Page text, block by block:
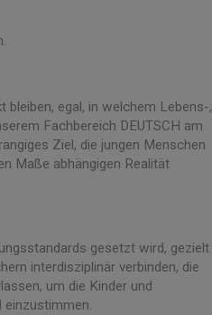
egal, in welchem Lebens-,
Fachbereich DEUTSCH am
Ziel, die jungen Menschen
Maße abhängigen Realität
gesetzt wird, gezielt
interdisziplinär verbinden, die
um die Kinder und
einzustimmen.